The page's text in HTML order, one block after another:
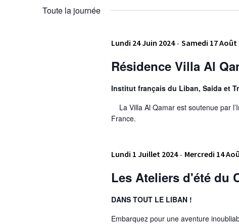
Évènementsdate.
Toute la journée
Lundi 24 Juin 2024- Samedi 17 Août
Résidence Villa Al
Institut français du Liban, Saida et
La Villa Al Qamar est soutenue par
France.
Lundi 1 Juillet 2024- Mercredi 14
Les Ateliers d'été du
DANS TOUT LE LIBAN !
Embarquez pour une aventure